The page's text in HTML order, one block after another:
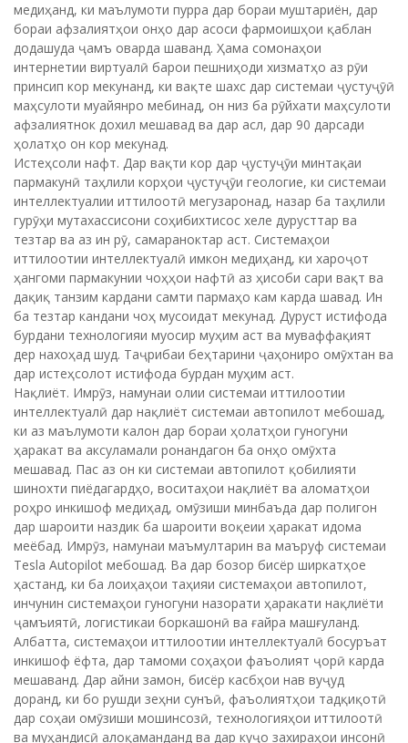
медиҳанд, ки маълумоти пурра дар бораи муштариён, дар
бораи афзалиятҳои онҳо дар асоси фармоишҳои қаблан
додашуда ҷамъ оварда шаванд. Ҳама сомонаҳои
интернетии виртуалӣ барои пешниҳоди хизматҳо аз рӯи
принсип кор мекунанд, ки вақте шахс дар системаи ҷустуҷӯӣ
маҳсулоти муайянро мебинад, он низ ба рӯйхати маҳсулоти
афзалиятнок дохил мешавад ва дар асл, дар 90 дарсади
ҳолатҳо он кор мекунад.
Истеҳсоли нафт. Дар вақти кор дар ҷустуҷӯи минтақаи
пармакунӣ таҳлили корҳои ҷустуҷӯи геологие, ки системаи
интеллектуалии иттилоотӣ мегузаронад, назар ба таҳлили
гурӯҳи мутахассисони соҳибихтисос хеле дурусттар ва
тезтар ва аз ин рӯ, самараноктар аст. Системаҳои
иттилоотии интеллектуалӣ имкон медиҳанд, ки хароҷот
ҳангоми пармакунии чоҳҳои нафтӣ аз ҳисоби сари вақт ва
дақиқ танзим кардани самти пармаҳо кам карда шавад. Ин
ба тезтар кандани чоҳ мусоидат мекунад. Дуруст истифода
бурдани технологияи муосир муҳим аст ва муваффақият
дер нахоҳад шуд. Таҷрибаи беҳтарини ҷаҳониро омӯхтан ва
дар истеҳсолот истифода бурдан муҳим аст.
Нақлиёт. Имрӯз, намунаи олии системаи иттилоотии
интеллектуалӣ дар нақлиёт системаи автопилот мебошад,
ки аз маълумоти калон дар бораи ҳолатҳои гуногуни
ҳаракат ва аксуламали ронандагон ба онҳо омӯхта
мешавад. Пас аз он ки системаи автопилот қобилияти
шинохти пиёдагардҳо, воситаҳои нақлиёт ва аломатҳои
роҳро инкишоф медиҳад, омӯзиши минбаъда дар полигон
дар шароити наздик ба шароити воқеии ҳаракат идома
меёбад. Имрӯз, намунаи маъмултарин ва маъруф системаи
Tesla Autopilot мебошад. Ва дар бозор бисёр ширкатҳое
ҳастанд, ки ба лоиҳаҳои таҳияи системаҳои автопилот,
инчунин системаҳои гуногуни назорати ҳаракати нақлиёти
ҷамъиятӣ, логистикаи боркашонӣ ва ғайра машғуланд.
Албатта, системаҳои иттилоотии интеллектуалӣ босуръат
инкишоф ёфта, дар тамоми соҳаҳои фаъолият ҷорӣ карда
мешаванд. Дар айни замон, бисёр касбҳои нав вуҷуд
доранд, ки бо рушди зеҳни сунъӣ, фаъолиятҳои тадқиқотӣ
дар соҳаи омӯзиши мошинсозӣ, технологияҳои иттилоотӣ
ва муҳандисӣ алоқаманданд ва дар куҷо захираҳои инсонӣ